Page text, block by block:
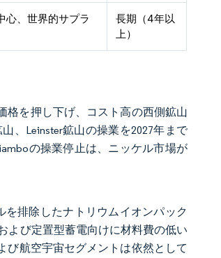
心、世界的サプラ
長期（4年以
上）
格を押し下げ、コスト高の西側鉱山
、Leinster鉱山の操業を2027年まで
の操業停止は、ニッケル市場が
排除したナトリウムイオンパック
よび定置型蓄電向けに材料費の低い
び航空宇宙セグメントは依然として